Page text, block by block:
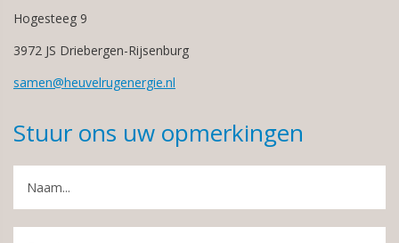
Hogesteeg 9
3972 JS Driebergen-Rijsenburg
samen@heuvelrugenergie.nl
Stuur ons uw opmerkingen